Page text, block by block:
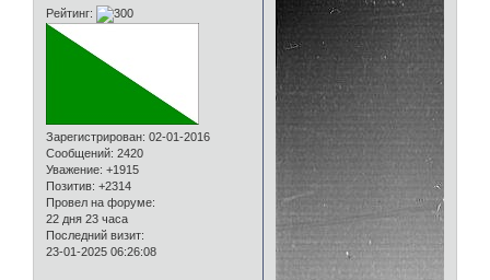
Рейтинг:
Зарегистрирован: 02-01-2016
Сообщений: 2420
Уважение: +1915
Позитив: +2314
Провел на форуме:
22 дня 23 часа
Последний визит:
23-01-2025 06:26:08